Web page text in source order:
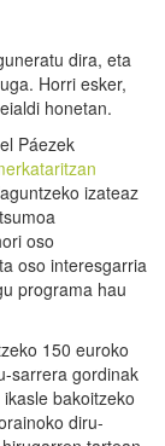
dira, eta
Horri esker,
honetan.
Páezek
izateaz
oso
oso interesgarria
programa hau
150 euroko
sarrera gordinak
bakoitzeko
diru-